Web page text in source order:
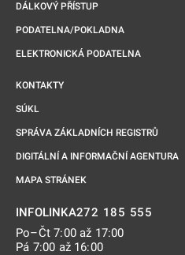
DÁLKOVÝ PŘÍSTUP
PODATELNA/POKLADNA
ELEKTRONICKÁ PODATELNA
KONTAKTY
SÚKL
SPRÁVA ZÁKLADNÍCH REGISTRŮ
DIGITÁLNÍ A INFORMAČNÍ AGENTURA
MAPA STRÁNEK
INFOLINKA272 185 555
Po–Čt 7:00 až 17:00
Pá 7:00 až 16:00